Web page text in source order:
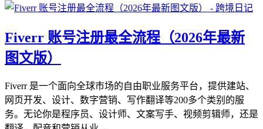
Fiverr 账号注册最全流程（2026年最新
图文版）
Fiverr 是一个面向全球市场的自由职业服务平台，提供建站、
网页开发、设计、数字营销、写作翻译等200多个类别的服
务。无论你是程序员、设计师、文案写手、视频剪辑师，还是